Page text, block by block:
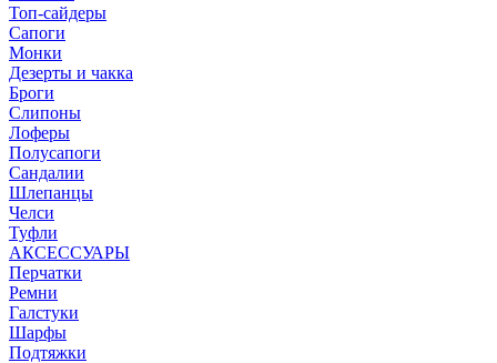
Топ-сайдеры
Сапоги
Монки
Дезерты и чакка
Броги
Слипоны
Лоферы
Полусапоги
Сандалии
Шлепанцы
Челси
Туфли
АКСЕССУАРЫ
Перчатки
Ремни
Галстуки
Шарфы
Подтяжки